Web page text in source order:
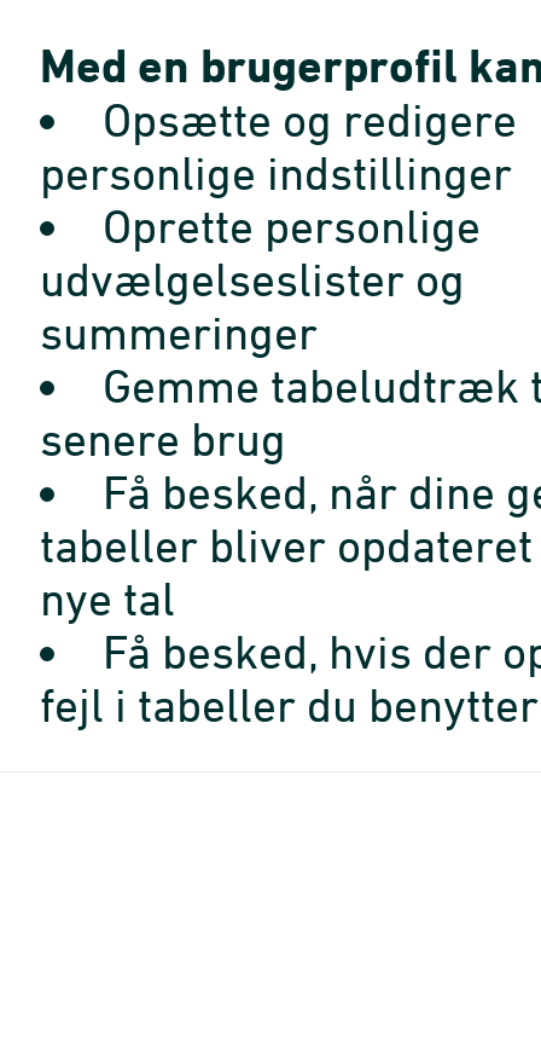
Med en brugerprofil
Opsætte og redigere
personlige indstillinger
Oprette personlige
udvælgelseslister og
summeringer
Gemme tabeludtræk
senere brug
Få besked, når dine
tabeller bliver opdateret
nye tal
Få besked, hvis der
fejl i tabeller du benytter